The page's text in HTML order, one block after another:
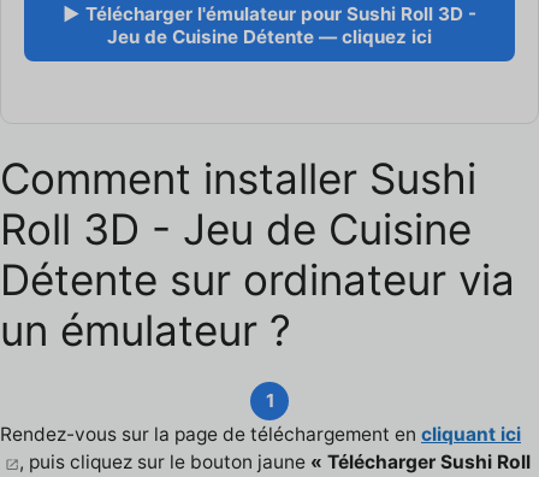
▶ Télécharger l'émulateur pour Sushi Roll 3D -
Jeu de Cuisine Détente — cliquez ici
Comment installer Sushi
Roll 3D - Jeu de Cuisine
Détente sur ordinateur via
un émulateur ?
1
Rendez-vous sur la page de téléchargement en cliquant ici
, puis cliquez sur le bouton jaune « Télécharger Sushi Roll